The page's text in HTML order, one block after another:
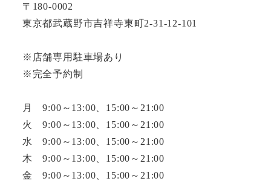
〒180-0002
東京都武蔵野市吉祥寺東町2-31-12-101
※店舗専用駐車場あり
※完全予約制
月 9:00～13:00、15:00～21:00
火 9:00～13:00、15:00～21:00
水 9:00～13:00、15:00～21:00
木 9:00～13:00、15:00～21:00
金 9:00～13:00、15:00～21:00